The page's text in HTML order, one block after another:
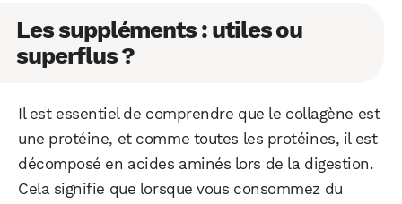
Les suppléments : utiles ou
superflus ?
Il est essentiel de comprendre que le collagène est
une protéine, et comme toutes les protéines, il est
décomposé en acides aminés lors de la digestion.
Cela signifie que lorsque vous consommez du